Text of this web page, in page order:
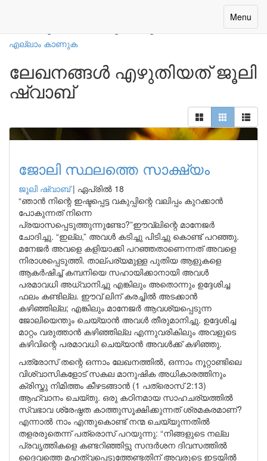
Toggle
Menu
എല്ലാം കാണുക
ലേഖനങ്ങൾ എഴുതിയത് ജൂലി
ഷ്വാബ്
ജോലി സ്ഥലത്തെ സാക്ഷ്യം
ജൂലി ഷ്വാബ്| ഏപ്രിൽ 18
“ഞാൻ നിന്റെ ഇഷ്ടപ്പെട്ട വകുപ്പിന്റെ വലിപ്പം കുറക്കാൻ
പോകുന്നത് നിന്നെ
പ്രയാസപ്പെടുത്തുന്നുണ്ടോ?”ഈവ്‌ലിന്റെ മാനേജർ
ചോദിച്ചു. “ഇല്ല,” അവൾ കടിച്ചു പിടിച്ചു കൊണ്ട് പറഞ്ഞു.
മനേജർ അവളെ കളിയാക്കി പറഞ്ഞതാണെന്നത് അവളെ
നിരാശപ്പെടുത്തി. താല്പര്യമുള്ള പുതിയ ആളുകളെ
ആകർഷിച്ച് കമ്പനിയെ സഹായിക്കാനായി അവൾ
പരമാവധി അധ്വാനിച്ചു എങ്കിലും അതൊന്നും ഉദ്ദേശിച്ച
ഫലം കണ്ടില്ല. ഈവ് ലിന് കരച്ചിൽ അടക്കാൻ
കഴിഞ്ഞില്ല; എങ്കിലും മാനേജർ ആവശ്യപ്പെടുന്ന
ജോലിയെന്തും ചെയ്യാൻ അവൾ തീരുമാനിച്ചു. ഉദ്ദേശിച്ച
മാറ്റം വരുത്താൻ കഴിഞ്ഞില്ല എന്നുവരികിലും അവളുടെ
കഴിവിന്റെ പരമാവധി ചെയ്യാൻ അവൾക്ക് കഴിഞ്ഞു.
പത്രോസ് തന്റെ ഒന്നാം ലേഖനത്തിൽ, ഒന്നാം നൂറ്റാണ്ടിലെ
വിശ്വാസികളോട് സകല മാനുഷിക അധികാരത്തിനും
ക്രിസ്തു നിമിത്തം കീഴടങ്ങാൻ (1 പത്രൊസ് 2:13)
ആഹ്വാനം ചെയ്തു. ഒരു കഠിനമായ സാഹചര്യത്തിൽ
സ്വഭാവ ശ്രേഷ്ഠത കാത്തുസൂക്ഷിക്കുന്നത് ശ്രമകരമാണ്?
എന്നാൽ നാം എന്തുകൊണ്ട് നന്മ ചെയ്യുന്നതിൽ
തളരരുതെന്ന് പത്രൊസ് പറയുന്നു: “നിങ്ങളുടെ നല്ല
പ്രവൃത്തികളെ കണ്ടറിഞ്ഞിട്ടു സന്ദർശന ദിവസത്തിൽ
ദൈവത്തെ മഹത്വപ്പെടുത്തേണ്ടതിന് അവരുടെ ഇടയിൽ